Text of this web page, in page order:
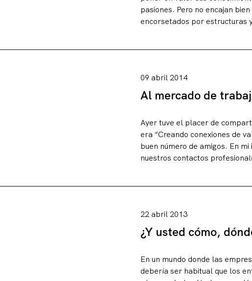
pasiones. Pero no encajan
encorsetados por estructuras
09 abril 2014
Al mercado de
Ayer tuve el placer de
era “Creando conexiones de
buen número de amigos. En
nuestros contactos
22 abril 2013
¿Y usted cómo,
En un mundo donde las
debería ser habitual que los